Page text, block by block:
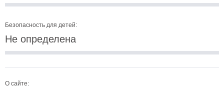
Безопасность для детей:
Не определена
О сайте: